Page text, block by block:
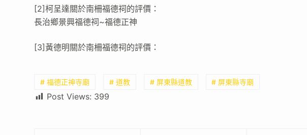
[2]柯呈達關於南柵福德祠的評價：
長治鄉景興福德祠~福德正神
[3]黃德明關於南柵福德祠的評價：
# 福德正神寺廟 # 道教 # 屏東縣道教 # 屏東縣寺廟
Post Views: 399